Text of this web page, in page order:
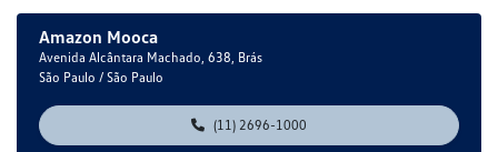
Amazon Mooca
Avenida Alcântara Machado, 638, Brás
São Paulo / São Paulo
(11) 2696-1000